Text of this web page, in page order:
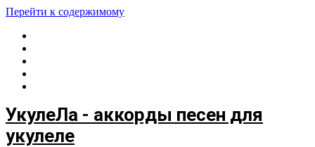
Перейти к содержимому
УкулеЛа - аккорды песен для
укулеле